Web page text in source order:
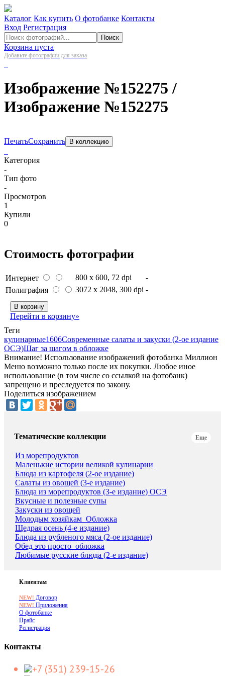
Каталог Как купить О фотобанке Контакты
Вход Регистрация
Поиск
Корзина пуста
Добавьте фотографии для заказа
Изображение №152275/
Изображение №152275
ПечатьСохранить В коллекцию
Категория
-
Тип фото
-
Просмотров
1
Купили
0
Стоимость фотографии
Интернет 800 x 600, 72 dpi
-
Полиграфия
3072 x 2048, 300 dpi -
В корзину
Перейти в корзину»
Теги
кулинарные1606Современные салаты и закуски (2-ое издание
ОСЭ)Шаг за шагом в обложке
Внимание! Использование изображений фотобанка Миллион
Меню возможно только после их покупки. Любое иное
использование (в том числе со ссылкой на фотобанк)
запрещено и преследуется по закону.
Поделиться изображением
Тематические коллекции Еще
Из морепродуктов
Маленькие истории великой кулинарии
Блюда из картофеля (2-ое издание)
Салаты из овощей (3-е издание)
Блюда из морепродуктов (3-е издание) ОСЭ
Вкусные и полезные супы
Закуски из овощей
Молодым хозяйкам_Обложка
Щедрая осень (4-е издание)
Блюда из рубленого мяса (2-ое издание)
Обед это просто_обложка
Любимые русские блюда (2-е издание)
Клиентам
NEW! Договор
NEW! Приложения
О фотобанке
Прайс
Регистрация
Контакты
+7 (351) 239-15-26